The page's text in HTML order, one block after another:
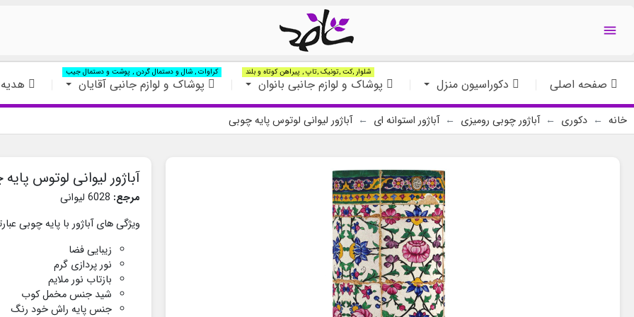

صفحه اصلی دکوراسیون منزل پوشاک و لوازم جانبی بانوان
شلوار ,کت ,تونیک ,تاپ , پیراهن کوتاه و بلند
پوشاک و لوازم جانبی آقایان
کراوات , شال و دستمال گردن , پوشت و دستمال جیب
خانه دکوری آباژور چوبی رومیزی آباژور استوانه ای آباژور لیوانی لوتوس پایه چوبی
آباژور لیوانی لوتوس
مرجع:
ویژگی های آباژور با پایه چوبی
زیبایی فضا
نور پردازی گرم
بازتاب نور ملایم
شید جنس مخمل کوب
جنس پایه راش خود رنگ